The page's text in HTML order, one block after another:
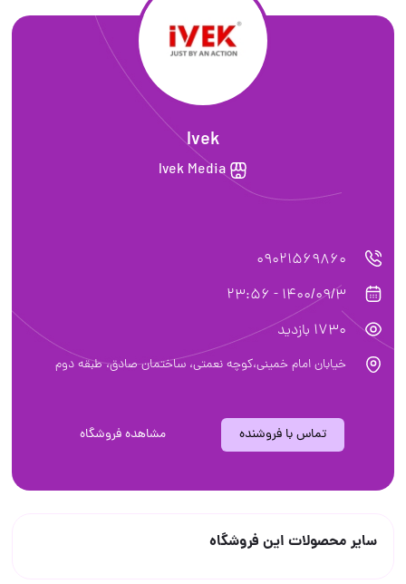
Ivek
Ivek Media
09021569860
1400/09/3 - 23:56
1730 بازدید
خیابان امام خمینی،کوچه نعمتی، ساختمان صادق، طبقه دوم
تماس با فروشنده مشاهده فروشگاه
سایر محصولات این فروشگاه